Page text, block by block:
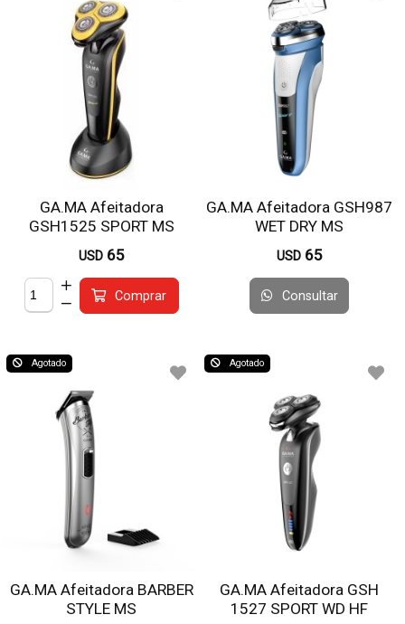
GA.MA Afeitadora
GSH1525 SPORT MS
USD 65
Comprar
GA.MA Afeitadora GSH987
WET DRY MS
USD 65
Consultar
Agotado
GA.MA Afeitadora BARBER
STYLE MS
Agotado
GA.MA Afeitadora GSH
1527 SPORT WD HF